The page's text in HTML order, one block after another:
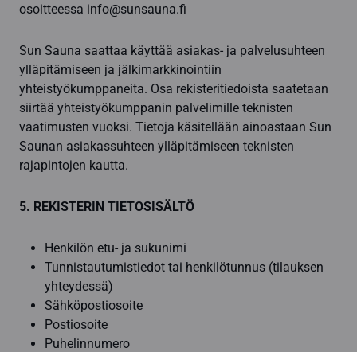
osoitteessa info@sunsauna.fi
Sun Sauna saattaa käyttää asiakas- ja palvelusuhteen
ylläpitämiseen ja jälkimarkkinointiin
yhteistyökumppaneita. Osa rekisteritiedoista saatetaan
siirtää yhteistyökumppanin palvelimille teknisten
vaatimusten vuoksi. Tietoja käsitellään ainoastaan Sun
Saunan asiakassuhteen ylläpitämiseen teknisten
rajapintojen kautta.
5. REKISTERIN TIETOSISÄLTÖ
Henkilön etu- ja sukunimi
Tunnistautumistiedot tai henkilötunnus (tilauksen
yhteydessä)
Sähköpostiosoite
Postiosoite
Puhelinnumero